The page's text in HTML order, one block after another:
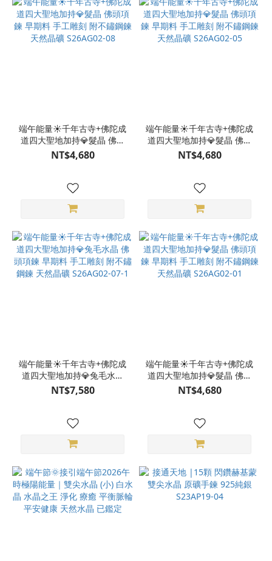
端午能量☀️千年古寺+佛陀成
道四大聖地加持💎髮晶 佛頭
項鍊 早期料 手工雕刻 附不
鏽鋼鍊 天然晶礦 S26AG02-
NT$4,680
端午能量☀️千年古寺+佛陀成
道四大聖地加持💎髮晶 佛頭
項鍊 早期料 手工雕刻 附不
鏽鋼鍊 天然晶礦 S26AG02-
NT$4,680
端午能量☀️千年古寺+佛陀成
道四大聖地加持💎兔毛水晶
佛頭項鍊 早期料 手工雕刻
附不鏽鋼鍊 天然晶礦
NT$7,580
端午能量☀️千年古寺+佛陀成
道四大聖地加持💎髮晶 佛頭
項鍊 早期料 手工雕刻 附不
鏽鋼鍊 天然晶礦 S26AG02-
NT$4,680